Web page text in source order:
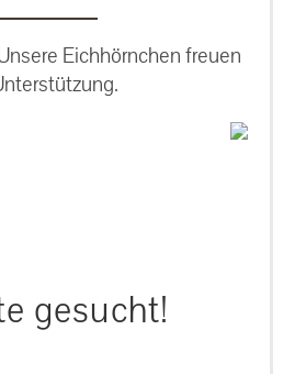
Eichhörnchen freuen
gesucht!